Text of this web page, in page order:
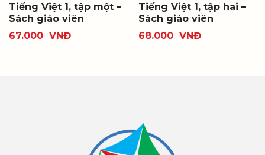
Tiếng Việt 1, tập một –
Sách giáo viên
67.000 VNĐ
Tiếng Việt 1, tập hai –
Sách giáo viên
68.000 VNĐ